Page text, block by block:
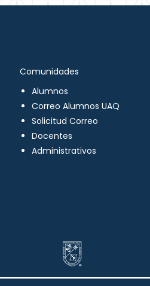
Comunidades
Alumnos
Correo Alumnos UAQ
Solicitud Correo
Docentes
Administrativos